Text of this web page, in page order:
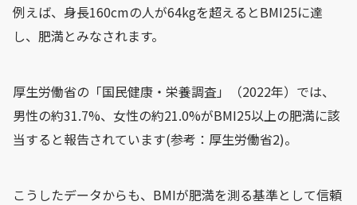
例えば、身長160cmの人が64kgを超えるとBMI25に達
し、肥満とみなされます。
厚生労働省の「国民健康・栄養調査」（2022年）では、
男性の約31.7%、女性の約21.0%がBMI25以上の肥満に該
当すると報告されています(参考：厚生労働省2)。
こうしたデータからも、BMIが肥満を測る基準として信頼